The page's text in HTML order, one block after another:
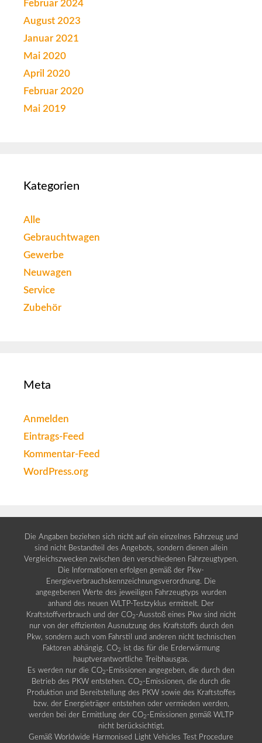
Februar 2024
August 2023
Januar 2021
Mai 2020
April 2020
Februar 2020
Mai 2019
Kategorien
Alle
Gebrauchtwagen
Gewerbe
Neuwagen
Service
Zubehör
Meta
Anmelden
Eintrags-Feed
Kommentar-Feed
WordPress.org
Die Angaben beziehen sich nicht auf ein einzelnes Fahrzeug und
sind nicht Bestandteil des Angebots, sondern dienen allein
Vergleichszwecken zwischen den verschiedenen Fahrzeugtypen.
Die Informationen erfolgen gemäß der Pkw-
Energieverbrauchskennzeichnungsverordnung. Die
angegebenen Werte des jeweiligen Fahrzeugtyps wurden
anhand des neuen WLTP-Testzyklus ermittelt. Der
Kraftstoffverbrauch und der CO2 -Ausstoß eines Pkw sind nicht
nur von der effizienten Ausnutzung des Kraftstoffs durch den
Pkw, sondern auch vom Fahrstil und anderen nicht technischen
Faktoren abhängig. CO2 ist das für die Erderwärmung
hauptverantwortliche Treibhausgas.
Es werden nur die CO2 -Emissionen angegeben, die durch den
Betrieb des PKW entstehen. CO2 -Emissionen, die durch die
Produktion und Bereitstellung des PKW sowie des Kraftstoffes
bzw. der Energieträger entstehen oder vermieden werden,
werden bei der Ermittlung der CO2 -Emissionen gemäß WLTP
nicht berücksichtigt.
Gemäß Worldwide Harmonised Light Vehicles Test Procedure